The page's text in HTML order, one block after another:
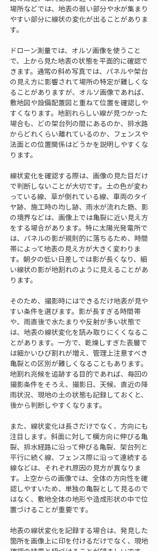
場所などでは、地表の弱い部分や水が集まり
やすい部分に線状の変化が出ることがありま
す。
ドローン測量では、オルソ画像を使うこと
で、上から見た地表の状態を平面的に確認で
きます。通常の斜め写真では、パネルや架台
の見え方に影響されて場所の特定が難しくな
ることがありますが、オルソ画像であれば、
敷地図や設備配置図と重ねて位置を確認しや
すくなります。地割れらしい線が見つかった
場合も、どの架台列の間にあるのか、排水路
からどれくらい離れているのか、フェンスや
法面との位置関係はどうかを説明しやすくな
ります。
線状変化を確認する際は、画像の見た目だけ
で判断しないことが大切です。土の色が変わ
っている線、草が倒れている線、車両のタイ
ヤ跡、施工時の均し跡、雨水が流れた筋、影
の境界などは、画像上では亀裂に近い見え方
をする場合があります。特に太陽光発電所で
は、パネルの影が規則的に落ちるため、時間
帯によって地表の見え方が大きく変わりま
す。朝夕の低い日差しでは影が長くなり、細
い線状の影が地割れのように見えることがあ
ります。
そのため、撮影時にはできるだけ地表が見や
すい条件を選びます。影が長すぎる時間帯
や、雨直後で水たまりや反射が多い状態で
は、地表の線状変化を読み取りにくくなるこ
とがあります。一方で、乾燥しすぎた表層で
は細かいひび割れが増え、管理上注意すべき
亀裂との区別が難しくなることもあります。
地割れ兆候を追跡する目的であれば、毎回の
撮影条件をそろえ、撮影日、天候、直近の降
雨状況、現地の土の状態も記録しておくと、
後から判断しやすくなります。
また、線状変化は長さだけでなく、方向にも
注目します。斜面に対して横方向に伸びる亀
裂、排水経路に沿って伸びる亀裂、架台列と
平行に続く線、フェンス際に沿って連続する
線などは、それぞれ原因の見方が異なりま
す。上空からの画像では、全体の方向性を確
認しやすいため、単独の亀裂として見るので
はなく、敷地全体の地形や造成形状の中で位
置づけることが重要です。
地表の線状変化を記録する場合は、発見した
箇所を画像上に印を付けるだけでなく、現地